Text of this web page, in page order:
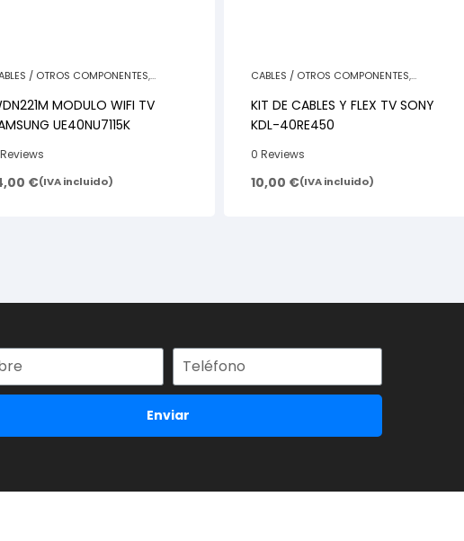
/ OTROS COMPONENTES,
MODULO WIFI TV
UE40NU7115K
€(IVA incluido)
CABLES / OTROS COMPONENTES,
KIT DE CABLES Y FLEX TV SONY
KDL-40RE450
0 Reviews
10,00 €(IVA incluido)
Enviar